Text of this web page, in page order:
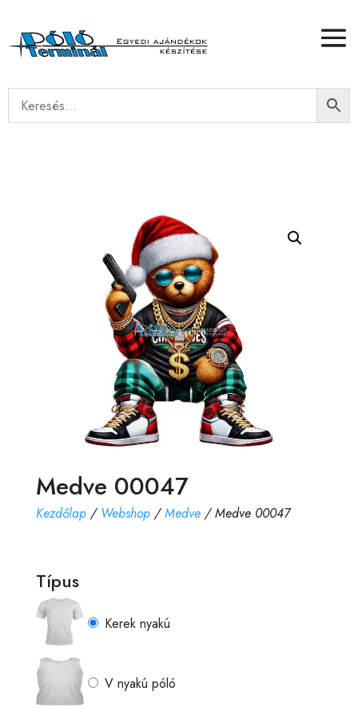
Medve 00047
Kezdőlap/ Webshop/Medve/ Medve 00047
Típus
Kerek nyakú
V nyakú póló